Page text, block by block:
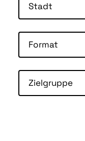
Stadt
Format
Zielgruppe